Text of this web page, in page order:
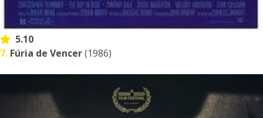
5.10
7. Fúria de Vencer(1986)